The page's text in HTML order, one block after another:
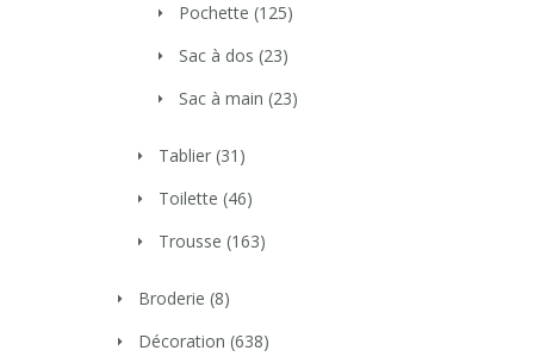
Pochette (125)
Sac à dos (23)
Sac à main (23)
Tablier (31)
Toilette (46)
Trousse (163)
Broderie (8)
Décoration (638)